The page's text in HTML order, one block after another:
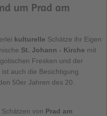
um Prad am
kulturelle Schätze ihr Eigen
St. Johann - Kirche mit
Fresken und der
auch die Besichtigung
50er Jahren des 20.
von Prad am